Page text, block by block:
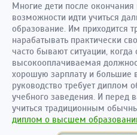
Многие дети после
возможности идти учиться
образование. Им приходится
нарабатывать практически
часто бывают ситуации,
высокооплачиваемая
хорошую зарплату и большие
руководство требует диплом
учебного заведения. И перед
учиться традиционным
диплом о высшем